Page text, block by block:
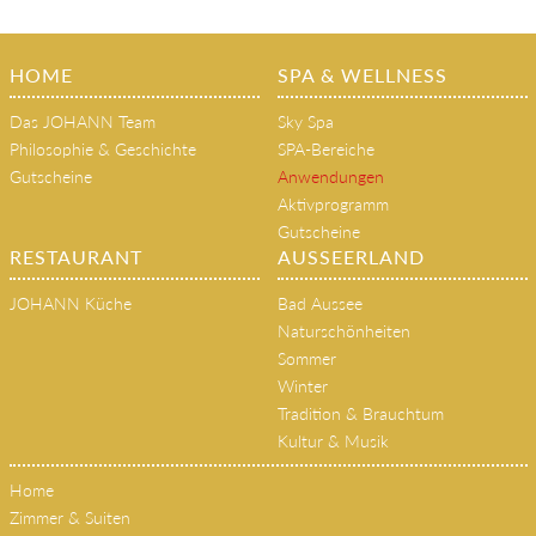
HOME
Das JOHANN Team
Philosophie & Geschichte
Gutscheine
SPA & WELLNESS
Sky Spa
SPA-Bereiche
Anwendungen
Aktivprogramm
Gutscheine
RESTAURANT
JOHANN Küche
AUSSEERLAND
Bad Aussee
Naturschönheiten
Sommer
Winter
Tradition & Brauchtum
Kultur & Musik
Home
Zimmer & Suiten